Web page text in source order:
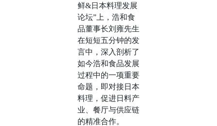
鲜&日本料理发展
论坛”上，浩和食
品董事长刘雍先生
在短短五分钟的发
言中，深入剖析了
如今浩和食品发展
过程中的一项重要
命题，即对接日本
料理，促进日料产
业、餐厅与供应链
的精准合作。